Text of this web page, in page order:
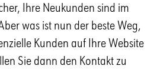
Ihre Neukunden sind im
was ist nun der beste Weg,
Kunden auf Ihre Website
Sie dann den Kontakt zu